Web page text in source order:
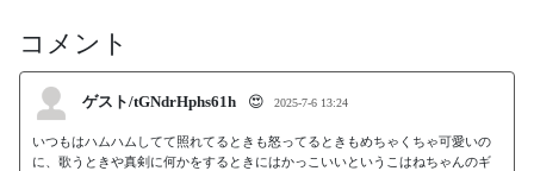
コメント
ゲスト/tGNdrHphs61h 😍 2025-7-6 13:24
いつもはハムハムしてて照れてるときも怒ってるときもめちゃくちゃ可愛いの
に、歌うときや真剣に何かをするときにはかっこいいというこはねちゃんのギ